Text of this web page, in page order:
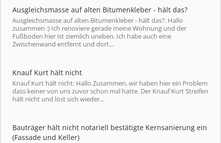
Ausgleichsmasse auf alten Bitumenkleber - hält das?
Ausgleichsmasse auf alten Bitumenkleber - hält das?: Hallo
zusammen :) Ich renoviere gerade meine Wohnung und der
Fußboden hier ist ziemlich uneben. Ich habe auch eine
Zwischenwand entfernt und dort...
Knauf Kurt hält nicht
Knauf Kurt hält nicht: Hallo Zusammen, wir haben hier ein Problem
dass keiner von uns zuvor schon mal hatte. Der Knauf Kurt Streifen
hält nicht und löst sich wieder...
Bauträger hält nicht notariell bestätigte Kernsanierung ein
(Fassade und Keller)